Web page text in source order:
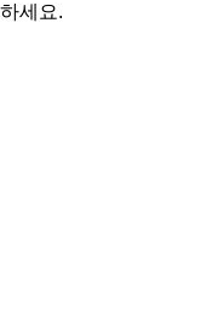
세요.